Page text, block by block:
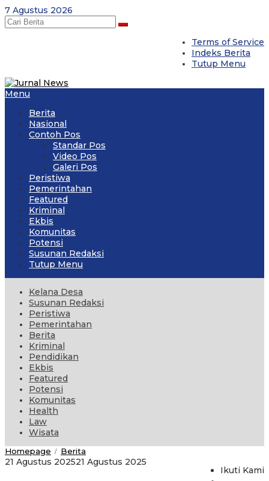
Skip
to
content
7 Agustus 2026
Terms of Service
Indeks Berita
Tutup Menu
Menu
Berita
Nasional
Contoh Pos
Standar Pos
Video Pos
Galeri Pos
Peristiwa
Pemerintahan
Featured
Kriminal
Ekbis
Komunitas
Potensi
Susunan Redaksi
Tutup Menu
Kelana Desa
Susunan Redaksi
Peristiwa
Pemerintahan
Berita
Kriminal
Pendidikan
Ekbis
Featured
Potensi
Komunitas
Health
Law
Wisata
Homepage / Berita
Purwodadi
Gelorakan
Ikuti Kami
21 Agustus 202521 Agustus 2025